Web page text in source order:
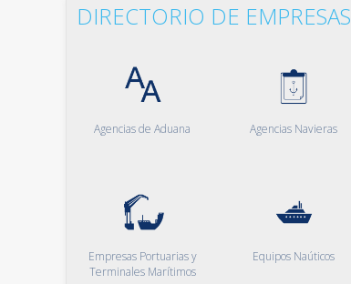
DIRECTORIO DE EMPRESAS
Agencias de Aduana Agencias Navieras
Empresas Portuarias y
Terminales Marítimos
Equipos Naúticos